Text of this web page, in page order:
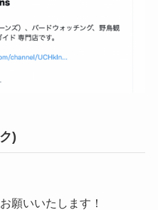
)
願いいたします！